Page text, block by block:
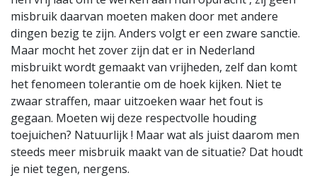
misbruik daarvan moeten maken door met andere
dingen bezig te zijn. Anders volgt er een zware sanctie.
Maar mocht het zover zijn dat er in Nederland
misbruikt wordt gemaakt van vrijheden, zelf dan komt
het fenomeen tolerantie om de hoek kijken. Niet te
zwaar straffen, maar uitzoeken waar het fout is
gegaan. Moeten wij deze respectvolle houding
toejuichen? Natuurlijk ! Maar wat als juist daarom men
steeds meer misbruik maakt van de situatie? Dat houdt
je niet tegen, nergens.